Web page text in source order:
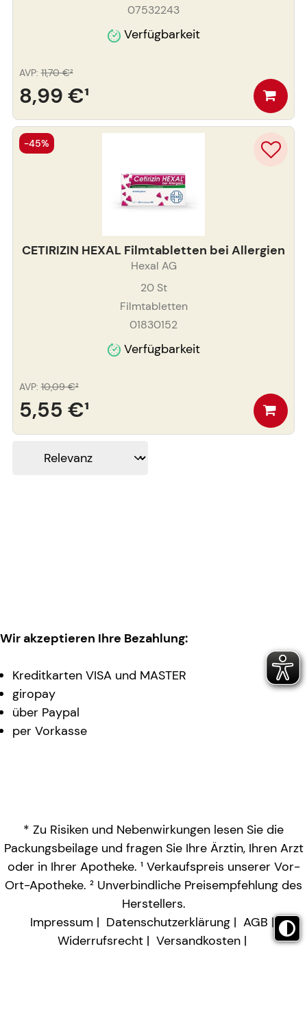
07532243
Verfügbarkeit
8,99 €¹
AVP: 11,70 €²
CETIRIZIN HEXAL Filmtabletten bei Allergien
Hexal AG
20St
Filmtabletten
01830152
Verfügbarkeit
5,55 €¹
AVP: 10,09 €²
-45%
Wir akzeptieren Ihre Bezahlung:
Kreditkarten VISA und MASTER
giropay
über Paypal
per Vorkasse
* Zu Risiken und Nebenwirkungen lesen Sie die
Packungsbeilage und fragen Sie Ihre Ärztin, Ihren Arzt
oder in Ihrer Apotheke. ¹ Verkaufspreis unserer Vor-
Ort-Apotheke. ² Unverbindliche Preisempfehlung des
Herstellers.
Impressum
Datenschutzerklärung
AGB
Widerrufsrecht
Versandkosten